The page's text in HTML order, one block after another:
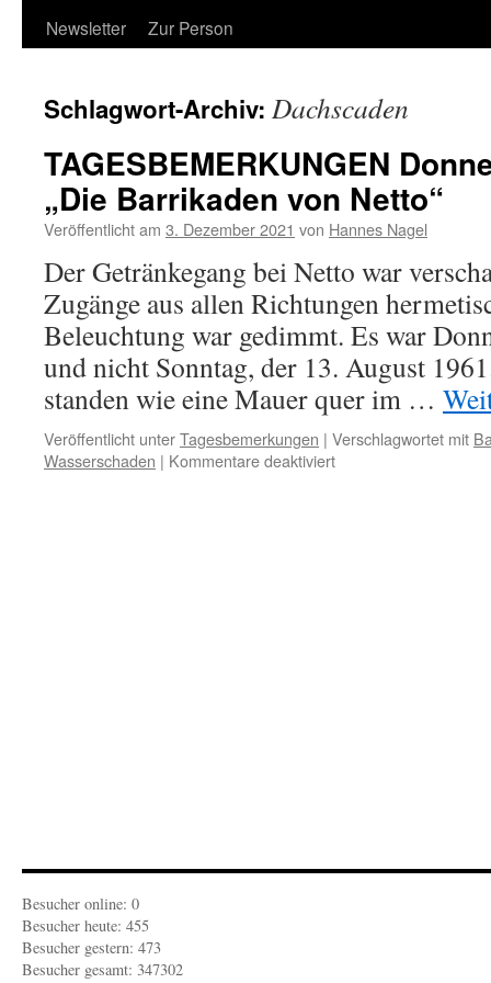
Newsletter
Zur Person
Schlagwort-Archiv: Dachscaden
TAGESBEMERKUNGEN
„Die Barrikaden von Netto“
Veröffentlicht am 3. Dezember 2021 von Hannes Nagel
Der Getränkegang bei Netto war
Zugänge aus allen Richtungen
Beleuchtung war gedimmt. Es war
und nicht Sonntag, der 13. August
standen wie eine Mauer quer im …
Veröffentlicht unterTagesbemerkungen | Verschlagwortet mit
Wasserschaden | Kommentare deaktiviertfür
Besucher online: 0
Besucher heute: 455
Besucher gestern: 473
Besucher gesamt: 347302